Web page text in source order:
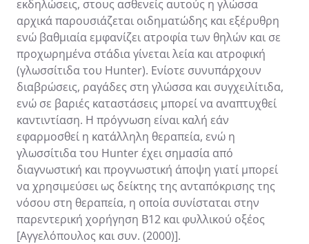
εκδηλώσεις, στους ασθενείς αυτούς η γλώσσα
αρχικά παρουσιάζεται οιδηματώδης και εξέρυθρη
ενώ βαθμιαία εμφανίζει ατροφία των θηλών και σε
προχωρημένα στάδια γίνεται λεία και ατροφική
(γλωσσίτιδα του Hunter). Ενίοτε συνυπάρχουν
διαβρώσεις, ραγάδες στη γλώσσα και συγχειλίτιδα,
ενώ σε βαριές καταστάσεις μπορεί να αναπτυχθεί
καντιντίαση. Η πρόγνωση είναι καλή εάν
εφαρμοσθεί η κατάλληλη θεραπεία, ενώ η
γλωσσίτιδα του Hunter έχει σημασία από
διαγνωστική και προγνωστική άποψη γιατί μπορεί
να χρησιμεύσει ως δείκτης της ανταπόκρισης της
νόσου στη θεραπεία, η οποία συνίσταται στην
παρεντερική χορήγηση Β12 και φυλλικού οξέος
[Αγγελόπουλος και συν. (2000)].